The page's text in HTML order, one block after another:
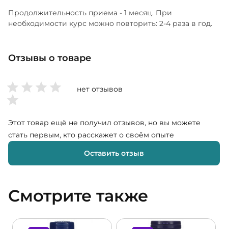
Продолжительность приема - 1 месяц. При
необходимости курс можно повторить: 2-4 раза в год.
Отзывы о товаре
нет отзывов
Этот товар ещё не получил отзывов, но вы можете
стать первым, кто расскажет о своём опыте
Оставить отзыв
Смотрите также